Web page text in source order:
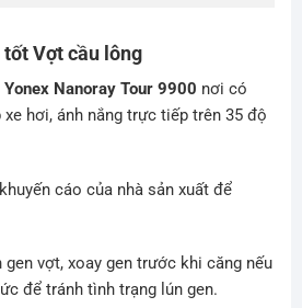
Vợt cầu lông
Nanoray Tour 9900 nơi có
hơi, ánh nắng trực tiếp trên 35 độ
cáo của nhà sản xuất để
gen vợt, xoay gen trước khi căng nếu
để tránh tình trạng lún gen.